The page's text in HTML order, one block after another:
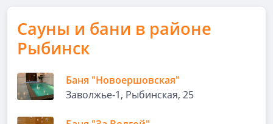
Сауны и бани в районе
Рыбинск
Баня "Новоершовская"
Заволжье-1, Рыбинская, 25